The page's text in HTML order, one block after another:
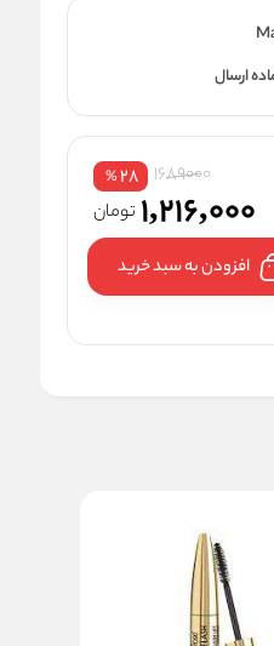
ارسال
1689000
28
%
1,216,000 تومان
افزودن به سبد خرید